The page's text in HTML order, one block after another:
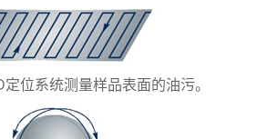
位系统测量样品表面的油污。